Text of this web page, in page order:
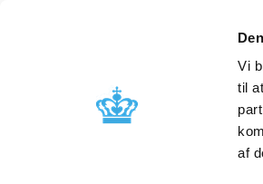
Vi
til
af